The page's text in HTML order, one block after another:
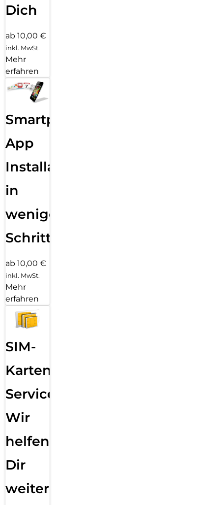
Dich
ab 10,00 €
inkl. MwSt.
Mehr
erfahren
Smartphone
App
Installation
in
wenigen
Schritten
ab 10,00 €
inkl. MwSt.
Mehr
erfahren
SIM-
Karten
Service:
Wir
helfen
Dir
weiter